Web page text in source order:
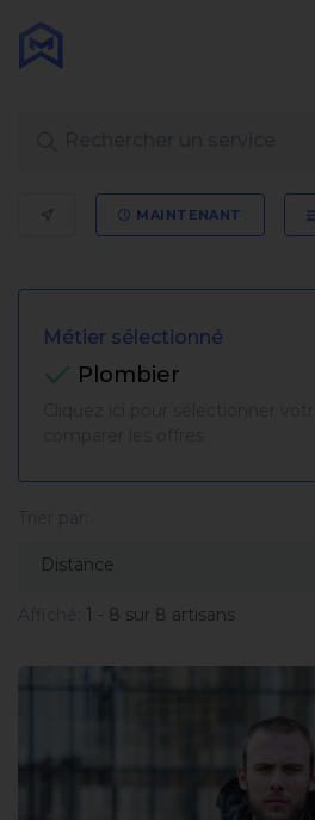
MAINTENANT
Métier sélectionné
Plombier
1 - 8 sur 8 artisans